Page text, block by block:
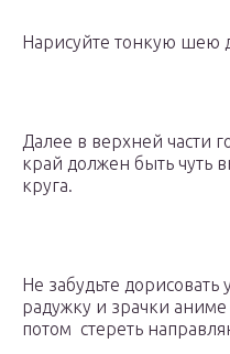
Нарисуйте тонкую шею
Далее в верхней части
край должен быть чуть
круга.
Не забудьте дорисовать
радужку и зрачки аниме
потом стереть